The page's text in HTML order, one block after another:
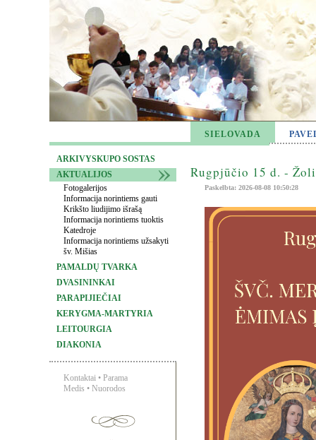
SIELOVADA
ARKIVYSKUPO SOSTAS
AKTUALIJOS
Fotogalerijos
Informacija norintiems gauti
Krikšto liudijimo išrašą
Informacija norintiems tuoktis
Katedroje
Informacija norintiems užsakyti
šv. Mišias
PAMALDŲ TVARKA
DVASININKAI
PARAPIJIEČIAI
KERYGMA-MARTYRIA
LEITOURGIA
DIAKONIA
Kontaktai • Parama
Medis • Nuorodos
Rugpjūčio 15 d. -
Paskelbta: 2026-08-08 10:50:28